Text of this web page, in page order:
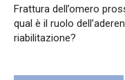
Frattura dell’omero
qual è il ruolo
riabilitazione?